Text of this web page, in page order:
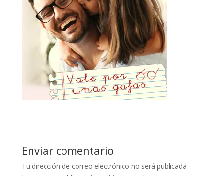
Enviar comentario
Tu dirección de correo electrónico no será publicada.